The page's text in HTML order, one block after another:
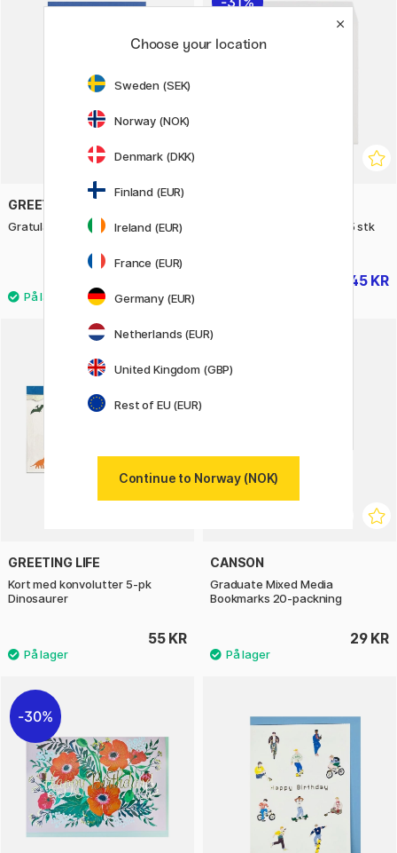
GREETING LIFE
Gratulasjonskort Dinosaurer
Pochi-Bukuro Gaveposer 5 stk
45 KR
GREETING LIFE
Kort med konvolutter 5-pk
Dinosaurer
55 KR
CANSON
Graduate Mixed Media
Bookmarks 20-packning
29 KR
30%
Choose your location
Sweden (SEK)
Norway (NOK)
Denmark (DKK)
Finland (EUR)
Ireland (EUR)
France (EUR)
Germany (EUR)
Netherlands (EUR)
United Kingdom (GBP)
Rest of EU (EUR)
Continue to Norway (NOK)